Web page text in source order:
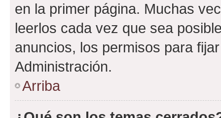
en la primer página. Muchas
leerlos cada vez que sea
anuncios, los permisos para
Administración.
Arriba